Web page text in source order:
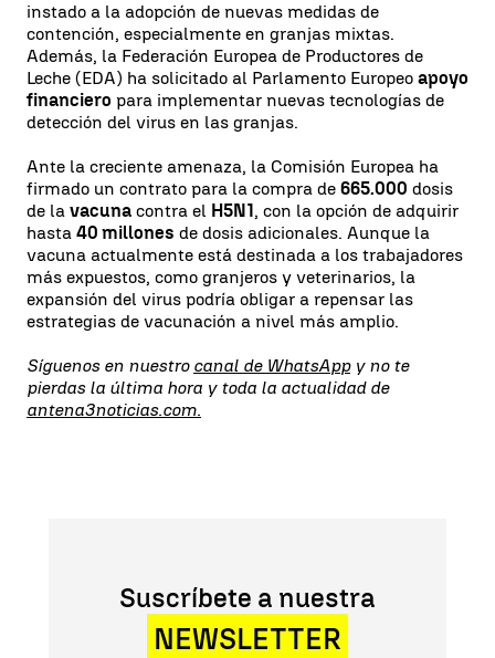
instado a la adopción de nuevas medidas de
contención, especialmente en granjas mixtas.
Además, la Federación Europea de Productores de
Leche (EDA) ha solicitado al Parlamento Europeo apoyo
financiero para implementar nuevas tecnologías de
detección del virus en las granjas.
Ante la creciente amenaza, la Comisión Europea ha
firmado un contrato para la compra de 665.000 dosis
de la vacuna contra el H5N1, con la opción de adquirir
hasta 40 millones de dosis adicionales. Aunque la
vacuna actualmente está destinada a los trabajadores
más expuestos, como granjeros y veterinarios, la
expansión del virus podría obligar a repensar las
estrategias de vacunación a nivel más amplio.
Síguenos en nuestro canal de WhatsAppy no te
pierdas la última hora y toda la actualidad de
antena3noticias.com.
Suscríbete a nuestra
NEWSLETTER